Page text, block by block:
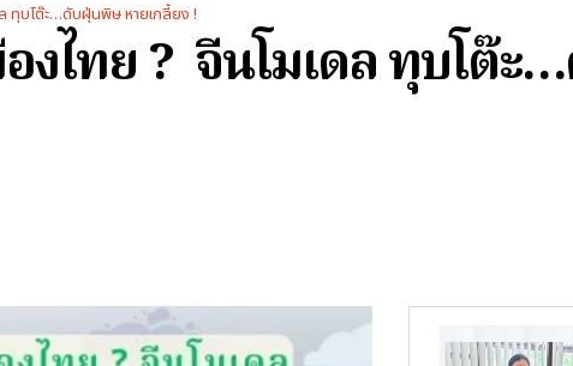
ทุบโต๊ะ…ดับฝุ่นพิษ หายเกลี้ยง !
งไทย ? จีนโมเดล ทุบโต๊